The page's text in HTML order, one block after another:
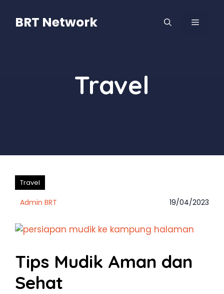
BRT Network MENU
Travel
Travel
Admin BRT 19/04/2023
Tips Mudik Aman dan
Sehat